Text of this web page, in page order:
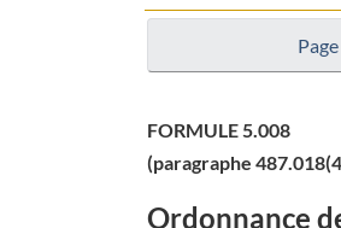
FORMULE 5.008
(paragraphe
Ordonnance